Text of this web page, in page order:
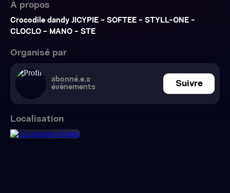
À propos
Crocodile dandy JICYPIE - SOFTEE - STYLL-ONE -
CLOCLO - MANO - STE
Organisé par
abonné.e.s
évènements
Suivre
Localisation